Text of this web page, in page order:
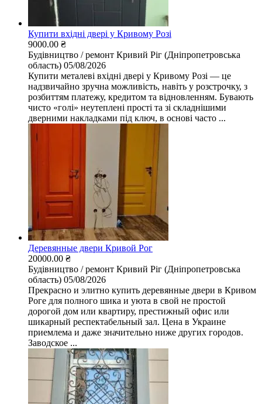
Купити вхідні двері у Кривому Розі
9000.00 ₴
Будівництво / ремонт Кривий Ріг (Дніпропетровська
область) 05/08/2026
Купити металеві вхідні двері у Кривому Розі — це
надзвичайно зручна можливість, навіть у розстрочку, з
розбиттям платежу, кредитом та відновленням. Бувають
чисто «голі» неутеплені прості та зі складнішими
дверними накладками під ключ, в основі часто ...
Деревянные двери Кривой Рог
20000.00 ₴
Будівництво / ремонт Кривий Ріг (Дніпропетровська
область) 05/08/2026
Прекрасно и элитно купить деревянные двери в Кривом
Роге для полного шика и уюта в свой не простой
дорогой дом или квартиру, престижный офис или
шикарный респектабельный зал. Цена в Украине
приемлема и даже значительно ниже других городов.
Заводское ...